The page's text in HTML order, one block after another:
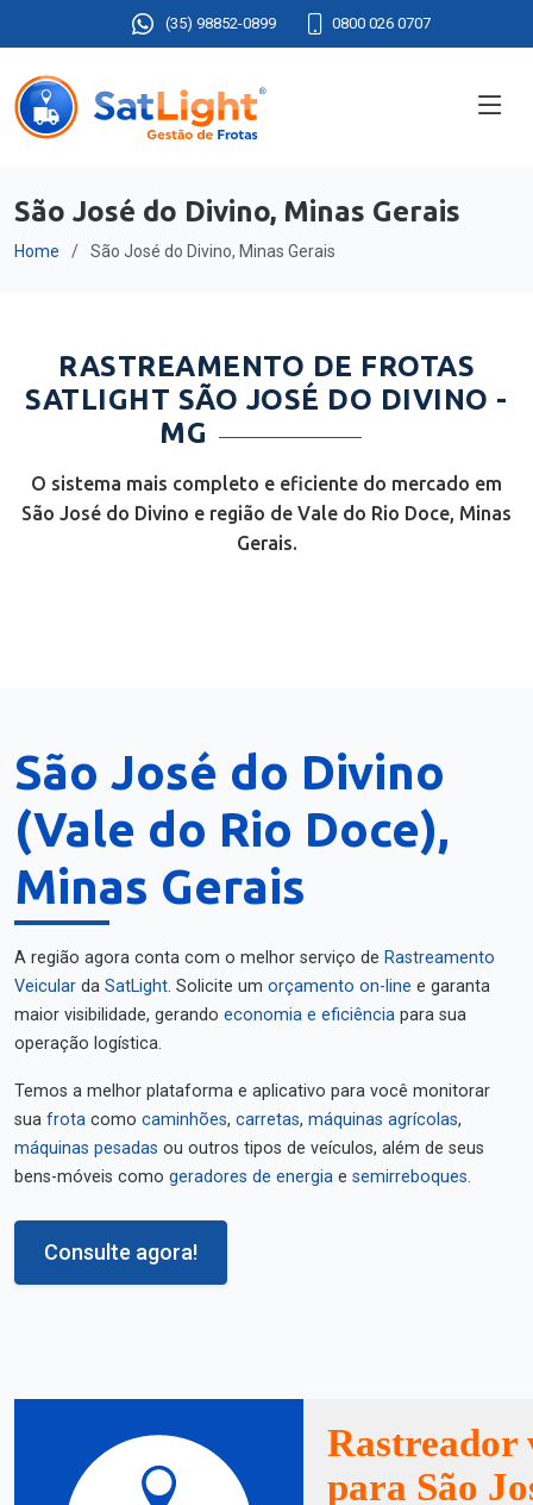
(35) 98852-0899 0800 026 0707
São José do Divino, Minas Gerais
Home São José do Divino, Minas Gerais
RASTREAMENTO DE FROTAS
SATLIGHT SÃO JOSÉ DO DIVINO -
MG
O sistema mais completo e eficiente do mercado em
São José do Divino e região de Vale do Rio Doce, Minas
Gerais.
São José do Divino
(Vale do Rio Doce),
Minas Gerais
A região agora conta com o melhor serviço de Rastreamento
Veicular da SatLight. Solicite um orçamento on-line e garanta
maior visibilidade, gerando economia e eficiência para sua
operação logística.
Temos a melhor plataforma e aplicativo para você monitorar
sua frota como caminhões, carretas, máquinas agrícolas,
máquinas pesadas ou outros tipos de veículos, além de seus
bens-móveis como geradores de energia e semirreboques.
Consulte agora!
Rastreador
para São